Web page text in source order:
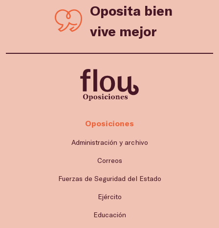
Oposita bien
vive mejor
Oposiciones
Administración y archivo
Correos
Fuerzas de Seguridad del Estado
Ejército
Educación